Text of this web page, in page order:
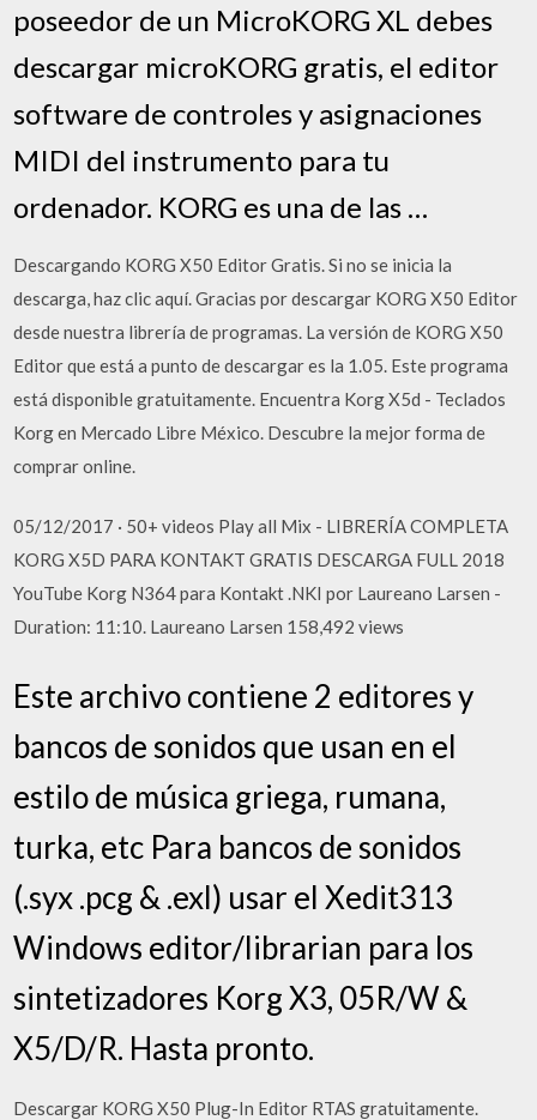
poseedor de un MicroKORG XL debes
descargar microKORG gratis, el editor
software de controles y asignaciones
MIDI del instrumento para tu
ordenador. KORG es una de las …
Descargando KORG X50 Editor Gratis. Si no se inicia la
descarga, haz clic aquí. Gracias por descargar KORG X50 Editor
desde nuestra librería de programas. La versión de KORG X50
Editor que está a punto de descargar es la 1.05. Este programa
está disponible gratuitamente. Encuentra Korg X5d - Teclados
Korg en Mercado Libre México. Descubre la mejor forma de
comprar online.
05/12/2017 · 50+ videos Play all Mix - LIBRERÍA COMPLETA
KORG X5D PARA KONTAKT GRATIS DESCARGA FULL 2018
YouTube Korg N364 para Kontakt .NKI por Laureano Larsen -
Duration: 11:10. Laureano Larsen 158,492 views
Este archivo contiene 2 editores y
bancos de sonidos que usan en el
estilo de música griega, rumana,
turka, etc Para bancos de sonidos
(.syx .pcg & .exl) usar el Xedit313
Windows editor/librarian para los
sintetizadores Korg X3, 05R/W &
X5/D/R. Hasta pronto.
Descargar KORG X50 Plug-In Editor RTAS gratuitamente.